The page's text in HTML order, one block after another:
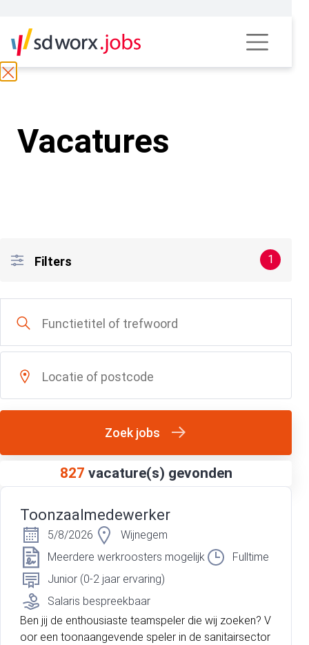
Vacatures
Filters 1
Zoek jobs
827 vacature(s) gevonden
Toonzaalmedewerker
5/8/2026
Wijnegem
Meerdere werkroosters mogelijk
Fulltime
Junior (0-2 jaar ervaring)
Salaris bespreekbaar
Ben jij de enthousiaste teamspeler die wij zoeken? V
oor een toonaangevende speler in de sanitairsector